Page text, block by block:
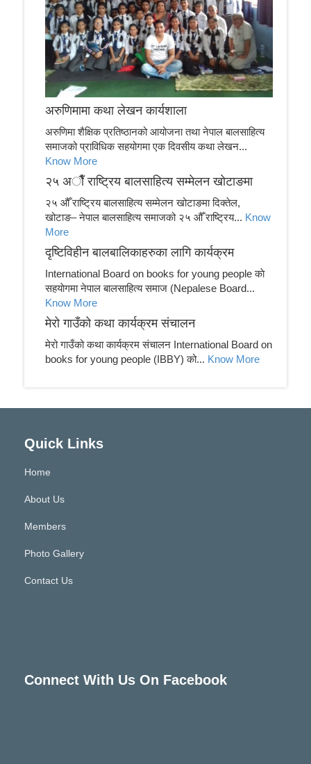
अरुणिमामा कथा लेखन कार्यशाला
अरुणिमा शैक्षिक प्रतिष्ठानको आयोजना तथा नेपाल बालसाहित्य
समाजको प्राविधिक सहयोगमा एक दिवसीय कथा लेखन...
Know More
२५ अाैँ राष्ट्रिय बालसाहित्य सम्मेलन खाेटाङमा
२५ औँ राष्ट्रिय बालसाहित्य सम्मेलन खोटाङमा दिक्तेल,
खोटाङ– नेपाल बालसाहित्य समाजको २५ औँ राष्ट्रिय... Know
More
दृष्टिविहीन बालबालिकाहरुका लागि कार्यक्रम
International Board on books for young people काे
सहयाेगमा नेपाल बालसाहित्य समाज (Nepalese Board...
Know More
मेरो गाउँको कथा कार्यक्रम संचालन
मेरो गाउँको कथा कार्यक्रम संचालन International Board on
books for young people (IBBY) को... Know More
Quick Links
Home
About Us
Members
Photo Gallery
Contact Us
Connect With Us On Facebook